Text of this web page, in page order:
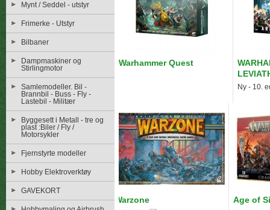
Mynt / Seddel - utstyr
Frimerke - Utstyr
Bilbaner
Dampmaskiner og
Stirlingmotor
Samlemodeller. Bil -
Brannbil - Buss - Fly -
Lastebil - Militær
Byggesett i Metall - tre og
plast :Biler / Fly /
Motorsykler
Fjernstyrte modeller
Hobby Elektroverktøy
GAVEKORT
Warhammer Quest
Ny - 10.
Warzone Age of